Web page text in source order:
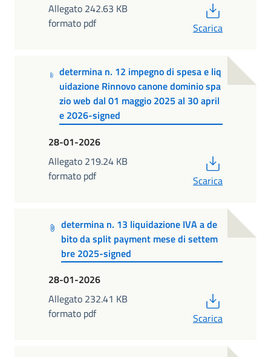
Allegato 242.63 KB
formato pdf
Scarica
determina n. 12 impegno di spesa e liq
uidazione Rinnovo canone dominio spa
zio web dal 01 maggio 2025 al 30 april
e 2026-signed
28-01-2026
Allegato 219.24 KB
formato pdf
Scarica
determina n. 13 liquidazione IVA a de
bito da split payment mese di settem
bre 2025-signed
28-01-2026
Allegato 232.41 KB
formato pdf
Scarica